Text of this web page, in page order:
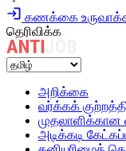
கணக்கை
தெரிவிக்க
அறிக்கை
வர்க்கக்
முதலாளிக்கான
அடிக்கடி